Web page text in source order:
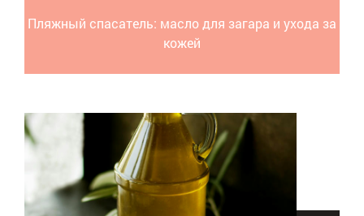
Пляжный спасатель: масло для загара и ухода за
кожей